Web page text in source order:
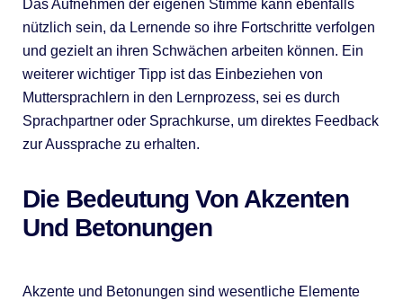
Das Aufnehmen der eigenen Stimme kann ebenfalls
nützlich sein, da Lernende so ihre Fortschritte verfolgen
und gezielt an ihren Schwächen arbeiten können. Ein
weiterer wichtiger Tipp ist das Einbeziehen von
Muttersprachlern in den Lernprozess, sei es durch
Sprachpartner oder Sprachkurse, um direktes Feedback
zur Aussprache zu erhalten.
Die Bedeutung Von Akzenten
Und Betonungen
Akzente und Betonungen sind wesentliche Elemente